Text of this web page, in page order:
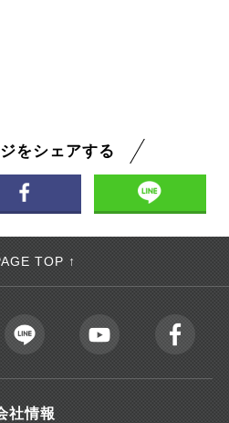
をシェアする
TOP ↑
社情報